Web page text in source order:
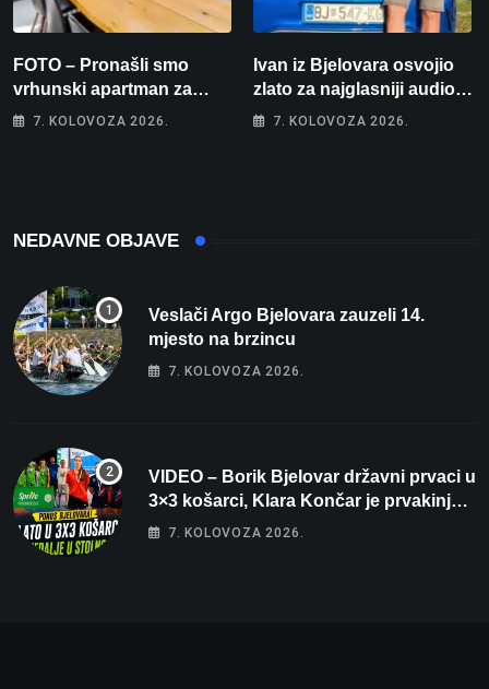
FOTO – Pronašli smo
vrhunski apartman za
odmor: Pogled na more, tri
7. KOLOVOZA 2026.
Ivan iz Bjelovara osvojio
zlato za najglasniji audio
sustav i srušio osobni
7. KOLOVOZA 2026.
NEDAVNE OBJAVE
Veslači Argo Bjelovara zauzeli 14.
mjesto na brzincu
7. KOLOVOZA 2026.
VIDEO – Borik Bjelovar državni prvaci u
3×3 košarci, Klara Končar je prvakinja
Hrvatske u stolnom tenisu!
7. KOLOVOZA 2026.